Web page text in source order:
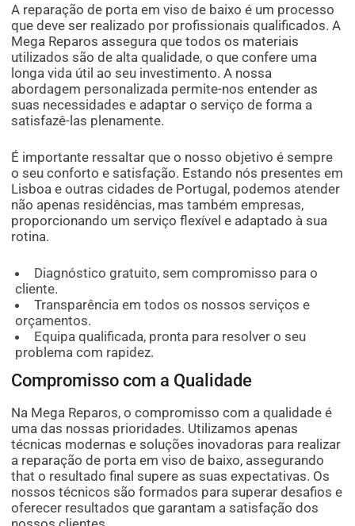
A reparação de porta em viso de baixo é um processo
que deve ser realizado por profissionais qualificados. A
Mega Reparos assegura que todos os materiais
utilizados são de alta qualidade, o que confere uma
longa vida útil ao seu investimento. A nossa
abordagem personalizada permite-nos entender as
suas necessidades e adaptar o serviço de forma a
satisfazê-las plenamente.
É importante ressaltar que o nosso objetivo é sempre
o seu conforto e satisfação. Estando nós presentes em
Lisboa e outras cidades de Portugal, podemos atender
não apenas residências, mas também empresas,
proporcionando um serviço flexível e adaptado à sua
rotina.
Diagnóstico gratuito, sem compromisso para o
cliente.
Transparência em todos os nossos serviços e
orçamentos.
Equipa qualificada, pronta para resolver o seu
problema com rapidez.
Compromisso com a Qualidade
Na Mega Reparos, o compromisso com a qualidade é
uma das nossas prioridades. Utilizamos apenas
técnicas modernas e soluções inovadoras para realizar
a reparação de porta em viso de baixo, assegurando
that o resultado final supere as suas expectativas. Os
nossos técnicos são formados para superar desafios e
oferecer resultados que garantam a satisfação dos